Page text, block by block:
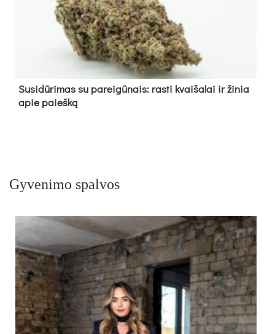
Su­si­dū­ri­mas su pa­rei­gū­nais: ras­ti kvai­ša­lai ir ži­nia
apie paieš­ką
Gyvenimo spalvos